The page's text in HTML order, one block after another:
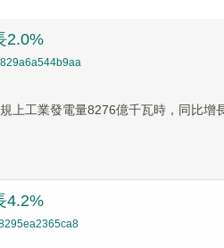
2.0%
上工業發電量8276億千瓦時，同比
4.2%